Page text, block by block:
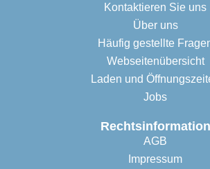
Kontaktieren Sie uns
Über uns
Häufig gestellte
Webseitenübersicht
Laden und
Jobs
Rechtsinformation
AGB
Impressum